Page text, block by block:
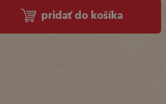
pridať do košíka